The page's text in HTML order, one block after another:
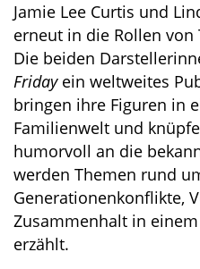
Jamie Lee Curtis und
erneut in die Rollen von
Die beiden
Fridayein weltweites
bringen ihre Figuren in
Familienwelt und
humorvoll an die
werden Themen rund
Generationenkonflikte,
Zusammenhalt in
erzählt.